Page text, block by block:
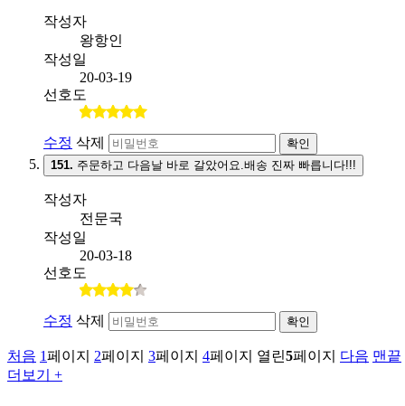
작성자
왕항인
작성일
20-03-19
선호도
수정 삭제
확인
151. 주문하고 다음날 바로 갈았어요.배송 진짜 빠릅니다!!!
작성자
전문국
작성일
20-03-18
선호도
수정 삭제 확인
처음 1페이지 2페이지 3페이지 4페이지 열린5페이지 다음 맨끝
더보기 +